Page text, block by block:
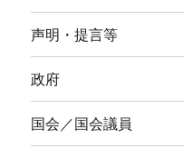
声明・提言等
政府
国会／国会議員